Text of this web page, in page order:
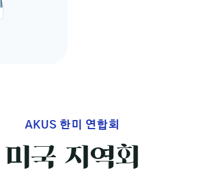
AKUS 한미 연합회
미국 지역회